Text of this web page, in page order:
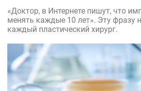
«Доктор, в Интернете пишут, что
менять каждые 10 лет». Эту фразу
каждый пластический хирург.